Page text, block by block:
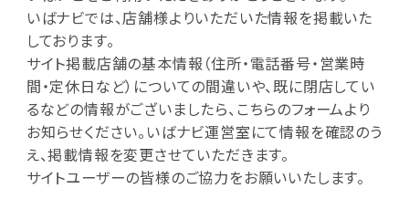
いばナビでは、店舗様よりいただいた情報を掲載いた
しております。
サイト掲載店舗の基本情報（住所・電話番号・営業時
間・定休日など）についての間違いや、既に閉店してい
るなどの情報がございましたら、こちらのフォームより
お知らせください。いばナビ運営室にて情報を確認のう
え、掲載情報を変更させていただきます。
サイトユーザーの皆様のご協力をお願いいたします。